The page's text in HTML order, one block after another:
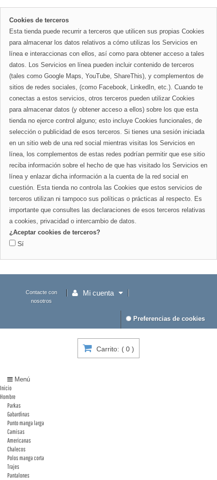
Cookies de terceros
Esta tienda puede recurrir a terceros que utilicen sus propias Cookies
para almacenar los datos relativos a cómo utilizas los Servicios en
línea e interaccionas con ellos, así como para obtener acceso a tales
datos. Los Servicios en línea pueden incluir contenido de terceros
(tales como Google Maps, YouTube, ShareThis), y complementos de
sitios de redes sociales, (como Facebook, LinkedIn, etc.). Cuando te
conectas a estos servicios, otros terceros pueden utilizar Cookies
para almacenar datos (y obtener acceso a ellos) sobre los que esta
tienda no ejerce control alguno; esto incluye Cookies funcionales, de
selección o publicidad de esos terceros. Si tienes una sesión iniciada
en un sitio web de una red social mientras visitas los Servicios en
línea, los complementos de estas redes podrían permitir que ese sitio
reciba información sobre el hecho de que has visitado los Servicios en
línea y enlazar dicha información a la cuenta de la red social en
cuestión. Esta tienda no controla las Cookies que estos servicios de
terceros utilizan ni tampoco sus políticas o prácticas al respecto. Es
importante que consultes las declaraciones de esos terceros relativas
a cookies, privacidad o intercambio de datos.
¿Aceptar cookies de terceros?
Sí
Mi cuenta
Contacte con
nosotros
Preferencias de cookies
Carrito: ( 0 )
Menú
Inicio
Hombre
Parkas
Gabardinas
Punto manga larga
Camisas
Americanas
Chalecos
Polos manga corta
Trajes
Pantalones